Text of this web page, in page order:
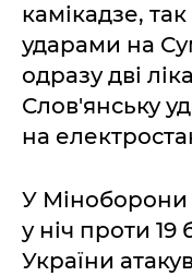
камікадзе,
ударами на
одразу дві
Слов'янську
на
У
у ніч проти
України